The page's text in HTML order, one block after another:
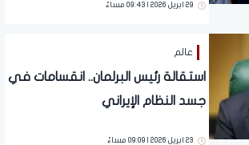
29 ابريل 2026 | 09:43 مساءً
عالم
استقالة رئيس البرلمان.. انقسامات في
جسد النظام الإيراني
23 ابريل 2026 | 09:09 مساءً